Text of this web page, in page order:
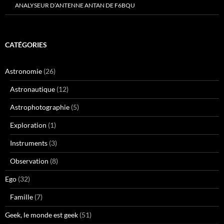
ANALYSEUR D’ANTENNE ANTAN DE F6BQU
CATÉGORIES
Astronomie (26)
Astronautique (12)
Astrophotographie (5)
Exploration (1)
Instruments (3)
Observation (8)
Ego (32)
Famille (7)
Geek, le monde est geek (51)